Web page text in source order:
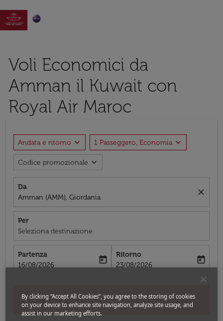

Voli Economici da
Amman il Kuwait con
Royal Air Maroc
Andata e ritorno expand_more 1 Passeggero, Economia expand_more
Codice promozionale expand_more
Da
Amman (AMM), Giordania
close
Per
Seleziona destinazione
Partenza
fc-booking-departure-date-aria-label
16/08/2026
today
Ritorno
fc-booking-return-date-aria-label
23/08/2026
today
Cerca
By clicking “Accept All Cookies”, you agree to the storing of cookies
on your device to enhance site navigation, analyze site usage, and
assist in our marketing efforts.